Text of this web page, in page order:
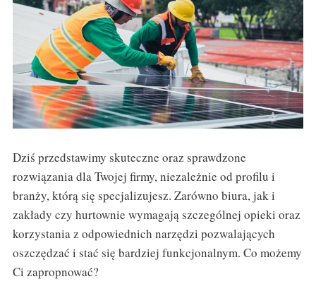
Dziś przedstawimy skuteczne oraz sprawdzone
rozwiązania dla Twojej firmy, niezależnie od profilu i
branży, którą się specjalizujesz. Zarówno biura, jak i
zakłady czy hurtownie wymagają szczególnej opieki oraz
korzystania z odpowiednich narzędzi pozwalających
oszczędzać i stać się bardziej funkcjonalnym. Co możemy
Ci zapropnować?